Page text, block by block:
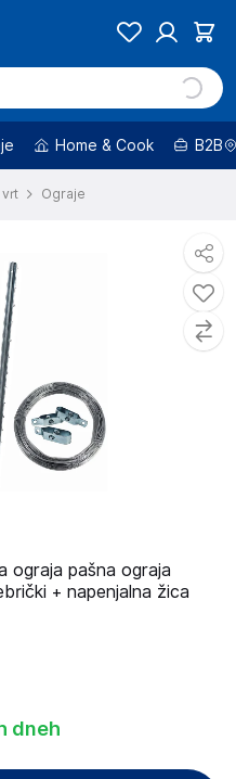
Home & Cook B2B
vrt Ograje
ograja pašna ograja
+ napenjalna žica
dneh